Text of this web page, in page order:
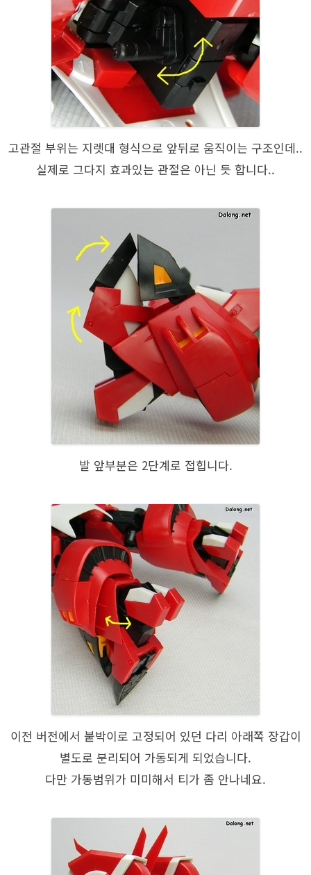
고관절 부위는 지렛대 형식으로 앞뒤로 움직이는 구조인데..
실제로 그다지 효과있는 관절은 아닌 듯 합니다..
발 앞부분은 2단계로 접힙니다.
이전 버전에서 붙박이로 고정되어 있던 다리 아래쪽 장갑이
별도로 분리되어 가동되게 되었습니다.
다만 가동범위가 미미해서 티가 좀 안나네요.